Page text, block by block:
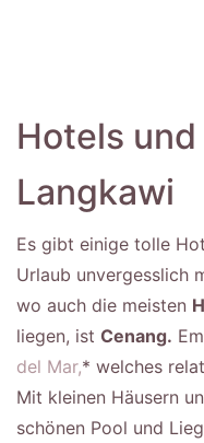
Hotels
Langkawi
Es gibt einige tolle
Urlaub unvergesslich
wo auch die meisten
liegen, ist Cenang.
del Mar,* welches
Mit kleinen Häusern
schönen Pool und